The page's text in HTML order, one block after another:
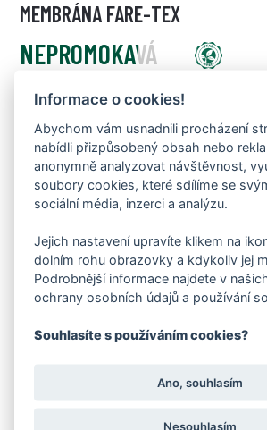
MEMBRÁNA FARE-TEX
NEPROMOKAVÁ
MEMBRÁNA FARE-TEX
SUCHO A POHODLÍ V
Membrána FARE‑TEX zajišťuje, že vaše
v suchu i za deště, sněhu či vlhkého
CHYTRÉ ŘÍZENÍ VLHKOSTI
dovnitř – ideální rovnováha mezi
Informace o cookies!
Abychom vám usnadnili procházení
nabídli přizpůsobený obsah nebo
anonymně analyzovat návštěvnost,
soubory cookies, které sdílíme se
sociální média, inzerci a analýzu.
Jejich nastavení upravíte klikem na
dolním rohu obrazovky a kdykoliv jej
Podrobnější informace najdete v
ochrany osobních údajů a používání
Souhlasíte s používáním cookies?
Ano, souhlasím
Nesouhlasím